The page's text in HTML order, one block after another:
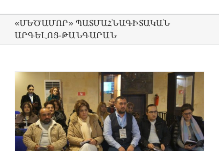
«ՄԵԾԱՄՈՐ» ՊԱՏՄԱՀՆԱԳԻՏԱԿԱՆ
ԱՐԳԵԼՈՑ-ԹԱՆԳԱՐԱՆ